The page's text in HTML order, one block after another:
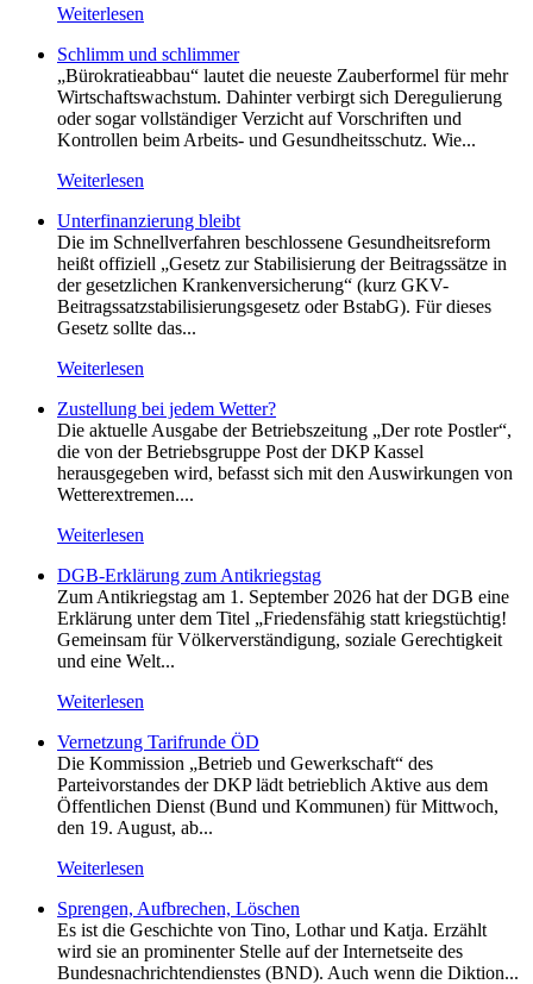
Weiterlesen
Schlimm und schlimmer
„Bürokratieabbau“ lautet die neueste Zauberformel für mehr
Wirtschaftswachstum. Dahinter verbirgt sich Deregulierung
oder sogar vollständiger Verzicht auf Vorschriften und
Kontrollen beim Arbeits- und Gesundheitsschutz. Wie...
Weiterlesen
Unterfinanzierung bleibt
Die im Schnellverfahren beschlossene Gesundheitsreform
heißt offiziell „Gesetz zur Stabilisierung der Beitragssätze in
der gesetzlichen Krankenversicherung“ (kurz GKV-
Beitragssatzstabilisierungsgesetz oder BstabG). Für dieses
Gesetz sollte das...
Weiterlesen
Zustellung bei jedem Wetter?
Die aktuelle Ausgabe der Betriebszeitung „Der rote Postler“,
die von der Betriebsgruppe Post der DKP Kassel
herausgegeben wird, befasst sich mit den Auswirkungen von
Wetterextremen....
Weiterlesen
DGB-Erklärung zum Antikriegstag
Zum Antikriegstag am 1. September 2026 hat der DGB eine
Erklärung unter dem Titel „Friedensfähig statt kriegstüchtig!
Gemeinsam für Völkerverständigung, soziale Gerechtigkeit
und eine Welt...
Weiterlesen
Vernetzung Tarifrunde ÖD
Die Kommission „Betrieb und Gewerkschaft“ des
Parteivorstandes der DKP lädt betrieblich Aktive aus dem
Öffentlichen Dienst (Bund und Kommunen) für Mittwoch,
den 19. August, ab...
Weiterlesen
Sprengen, Aufbrechen, Löschen
Es ist die Geschichte von Tino, Lothar und Katja. Erzählt
wird sie an prominenter Stelle auf der Internetseite des
Bundesnachrichtendienstes (BND). Auch wenn die Diktion...